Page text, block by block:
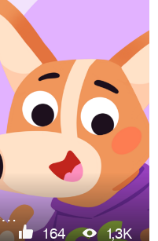
Бренд-персонаж и стикеры для школы английского
164 1,3K